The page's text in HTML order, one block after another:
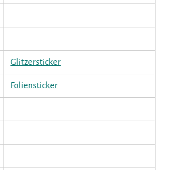
Glitzersticker
Foliensticker